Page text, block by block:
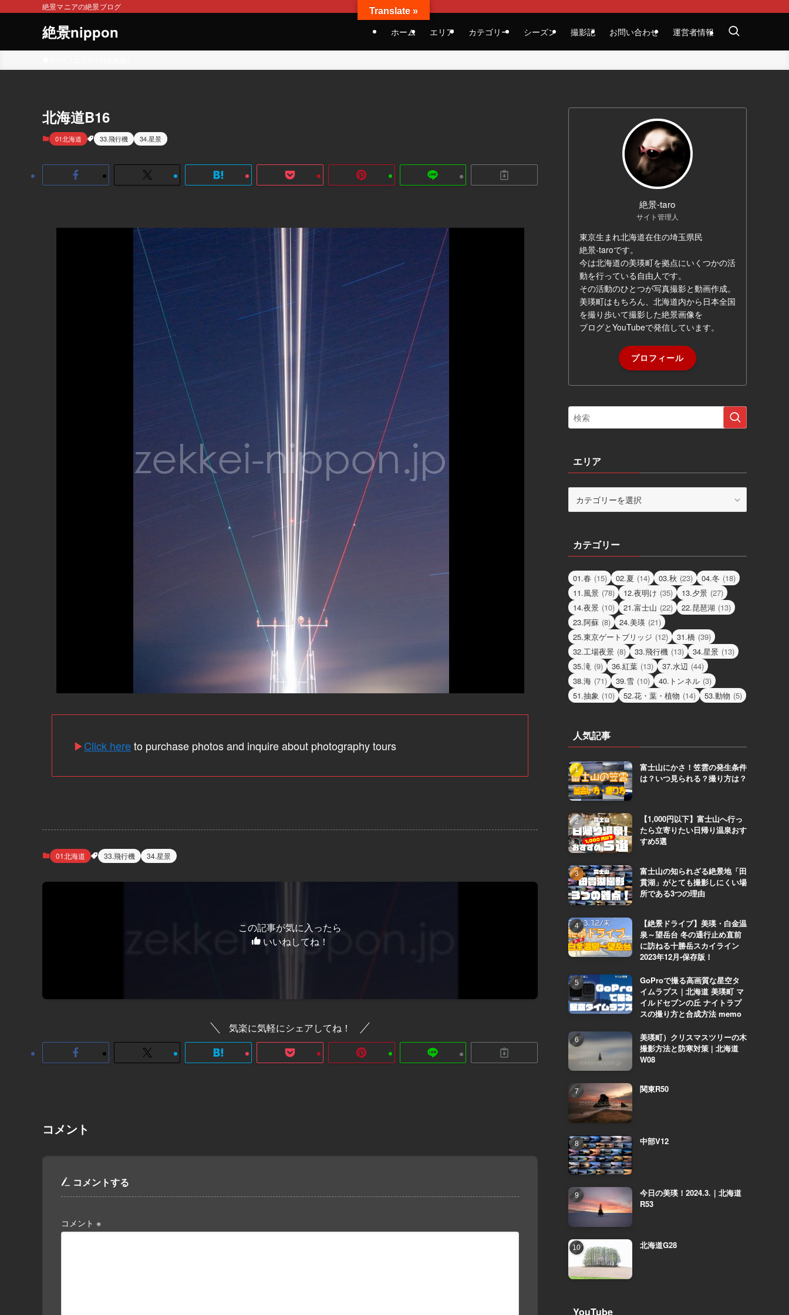
絶景マニアの絶景ブログ
絶景nippon ホーム エリア カテゴリー シーズン 撮影記 お問い合わせ 運営者情報
北海道B16
01北海道 33.飛行機 34.星景
▶Click hereto purchase photos and inquire about photography tours
01北海道 33.飛行機 34.星景
この記事が気に入ったら
いいねしてね！
気楽に気軽にシェアしてね！
コメント
コメントする
コメント ※
絶景-taro
サイト管理人
東京生まれ北海道在住の埼玉県民
絶景-taroです。
今は北海道の美瑛町を拠点にいくつかの活
動を行っている自由人です。
その活動のひとつが写真撮影と動画作成。
美瑛町はもちろん、北海道内から日本全国
を撮り歩いて撮影した絶景画像を
ブログとYouTubeで発信しています。
プロフィール
エリア
カテゴリー
01.春 (15) 02.夏 (14) 03.秋 (23) 04.冬 (18)
11.風景 (78) 12.夜明け (35) 13.夕景 (27)
14.夜景 (10) 21.富士山 (22) 22.琵琶湖 (13)
23.阿蘇 (8) 24.美瑛 (21)
25.東京ゲートブリッジ (12) 31.橋 (39)
32.工場夜景 (8) 33.飛行機 (13) 34.星景 (13)
35.滝 (9) 36.紅葉 (13) 37.水辺 (44)
38.海 (71) 39.雪 (10) 40.トンネル (3)
51.抽象 (10) 52.花・葉・植物 (14) 53.動物 (5)
人気記事
富士山にかさ！笠雲の発生条件
は？いつ見られる？撮り方は？
【1,000円以下】富士山へ行っ
たら立寄りたい日帰り温泉おす
すめ5選
富士山の知られざる絶景地「田
貫湖」がとても撮影しにくい場
所である3つの理由
【絶景ドライブ】美瑛・白金温
泉～望岳台 冬の通行止め直前
に訪ねる十勝岳スカイライン
2023年12月-保存版！
GoProで撮る高画質な星空タ
イムラプス｜北海道 美瑛町 マ
イルドセブンの丘 ナイトラプ
スの撮り方と合成方法 memo
美瑛町）クリスマスツリーの木
撮影方法と防寒対策 | 北海道
W08
関東R50
中部V12
今日の美瑛！2024.3.｜北海道
R53
北海道G28
YouTube
Translate »